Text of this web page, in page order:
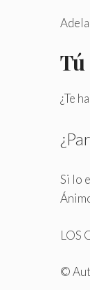
¿Te
Si lo
LOS
©